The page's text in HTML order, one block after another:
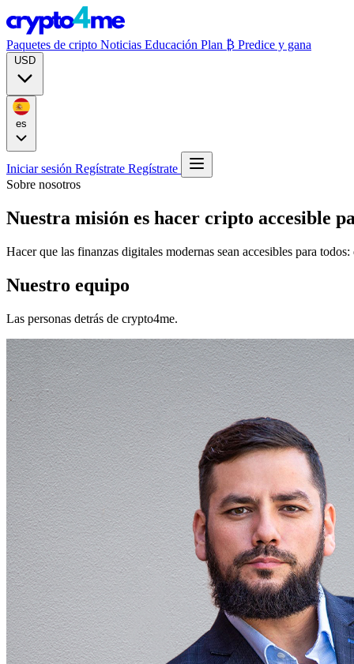
Paquetes de cripto Noticias Educación Plan ₿ Predice y gana
Iniciar sesión Regístrate Regístrate
Sobre nosotros
Nuestra misión es hacer cripto accesible
Hacer que las finanzas digitales modernas sean accesibles para
Nuestro equipo
Las personas detrás de crypto4me.